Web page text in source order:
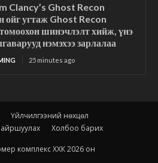
Clancy’s Ghost Recon
угтаж Ghost Recon
шинэчлэлт хийж, үнэ
нэмэхээ зарлалаа
25 minutes ago
Үйлчилгээний нөхцөл
Холбоо барих
комплекс ХХК 2026 он